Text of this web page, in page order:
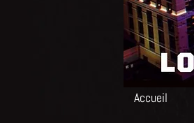
Accueil